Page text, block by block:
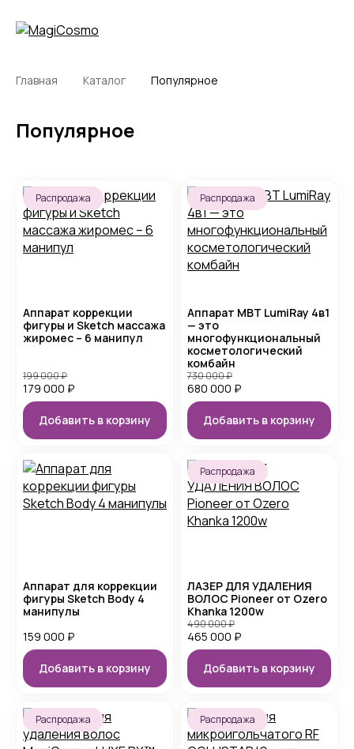
Главная Каталог Популярное
Популярное
Распродажа
Аппарат коррекции
фигуры и Sketch массажа
жиромес – 6 манипул
179 000 ₽
199 000₽
Добавить в корзину
Распродажа
Аппарат MBT LumiRay 4в1
— это
многофункциональный
косметологический
комбайн
680 000 ₽
730 000₽
Добавить в корзину
Аппарат для коррекции
фигуры Sketch Body 4
манипулы
159 000 ₽
Добавить в корзину
Распродажа
ЛАЗЕР ДЛЯ УДАЛЕНИЯ
ВОЛОС Pioneer от Ozero
Khanka 1200w
465 000 ₽
490 000₽
Добавить в корзину
Распродажа Распродажа